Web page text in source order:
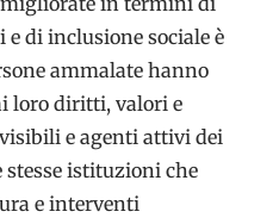
di inclusione sociale è
ammalate hanno
loro diritti, valori e
e agenti attivi dei
istituzioni che
e interventi